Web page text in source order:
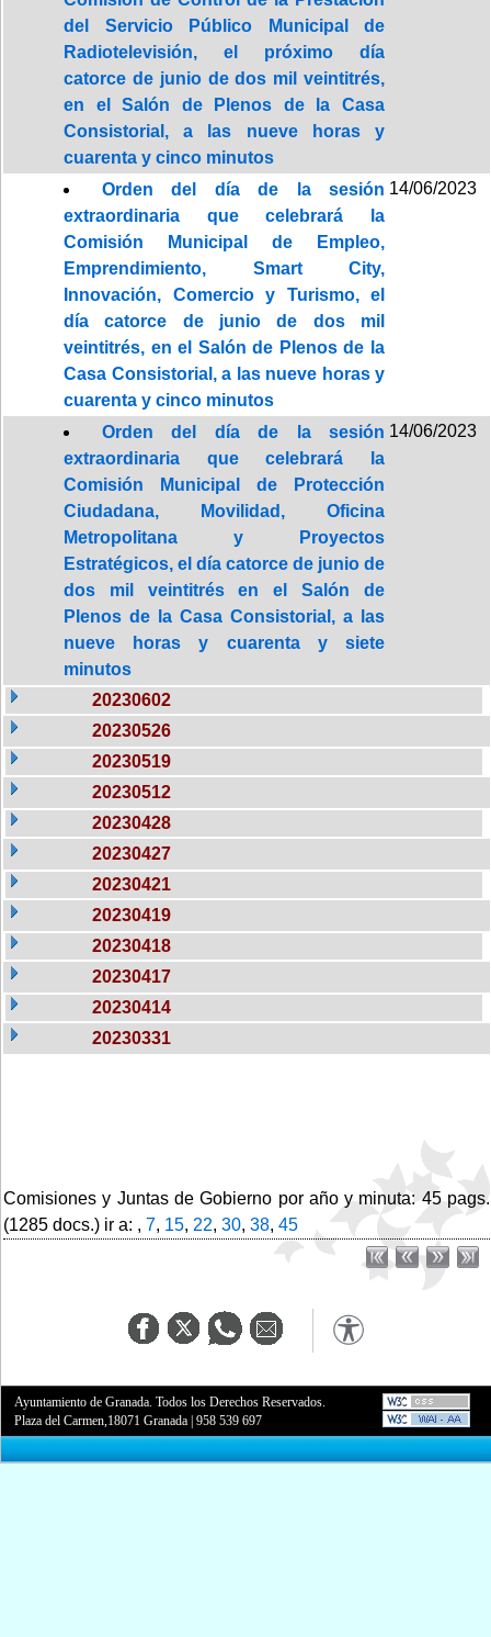
del Servicio Público Municipal de
Radiotelevisión, el próximo día
catorce de junio de dos mil veintitrés,
en el Salón de Plenos de la Casa
Consistorial, a las nueve horas y
cuarenta y cinco minutos
Orden del día de la sesión
extraordinaria que celebrará la
Comisión Municipal de Empleo,
Emprendimiento, Smart City,
Innovación, Comercio y Turismo, el
día catorce de junio de dos mil
veintitrés, en el Salón de Plenos de la
Casa Consistorial, a las nueve horas y
cuarenta y cinco minutos
14/06/2023
Orden del día de la sesión
extraordinaria que celebrará la
Comisión Municipal de Protección
Ciudadana, Movilidad, Oficina
Metropolitana y Proyectos
Estratégicos, el día catorce de junio de
dos mil veintitrés en el Salón de
Plenos de la Casa Consistorial, a las
nueve horas y cuarenta y siete
minutos
14/06/2023
20230602
20230526
20230519
20230512
20230428
20230427
20230421
20230419
20230418
20230417
20230414
20230331
Comisiones y Juntas de Gobierno por año y minuta: 45 pags.
(1285 docs.) ir a: , 7, 15, 22, 30, 38, 45
Ayuntamiento de Granada. Todos los Derechos Reservados.
Plaza del Carmen,18071 Granada |958 539 697